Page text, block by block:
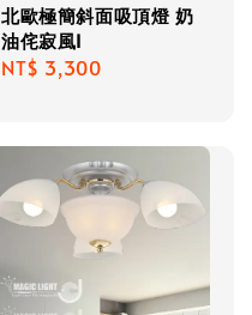
北歐極簡斜面吸頂燈 奶
油侘寂風I
Regular
NT$ 3,300